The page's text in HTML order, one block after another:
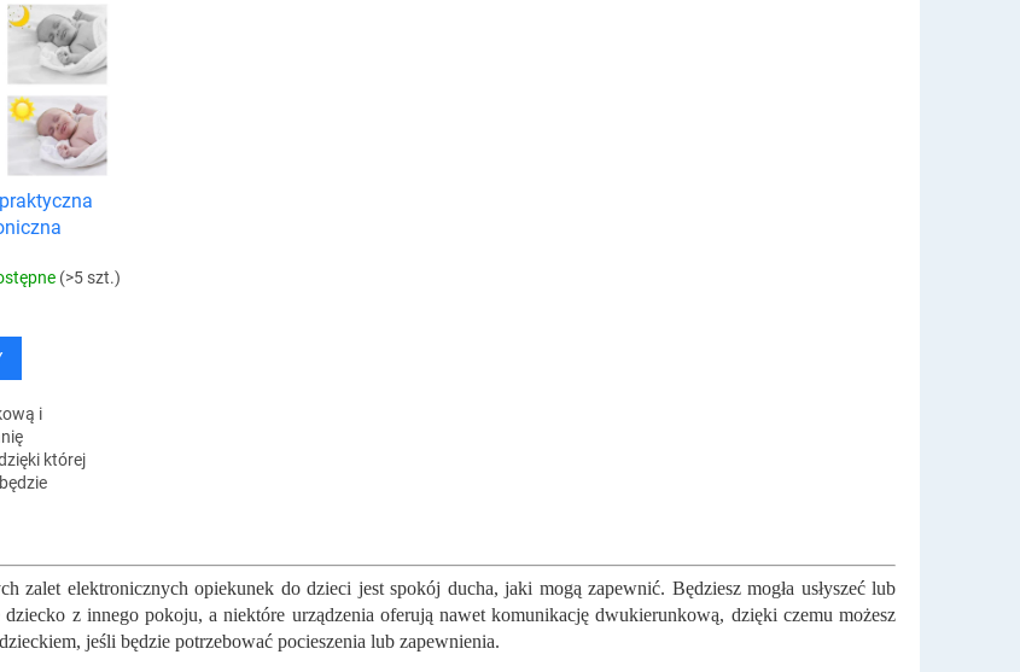
(>5 szt.)
i
której
o
n
t
r
o
zalet elektronicznych opiekunek do dzieci jest spokój ducha, jaki mogą zapewnić. Będziesz mogła usłyszeć lub
dziecko z innego pokoju, a niektóre urządzenia oferują nawet komunikację dwukierunkową, dzięki czemu możesz
jeśli będzie potrzebować pocieszenia lub zapewnienia.